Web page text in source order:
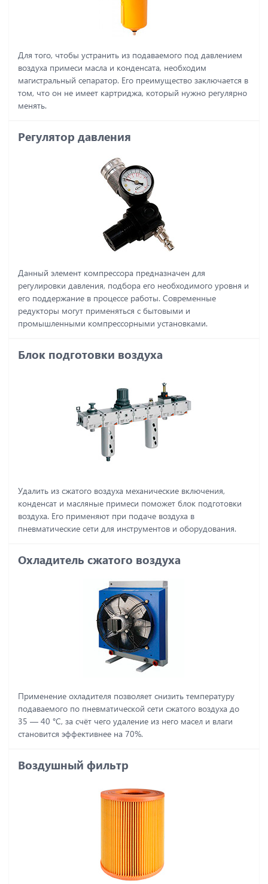
Для того, чтобы устранить из подаваемого под давлением
воздуха примеси масла и конденсата, необходим
магистральный сепаратор. Его преимущество заключается в
том, что он не имеет картриджа, который нужно регулярно
менять.
Регулятор давления
Данный элемент компрессора предназначен для
регулировки давления, подбора его необходимого уровня и
его поддержание в процессе работы. Современные
редукторы могут применяться с бытовыми и
промышленными компрессорными установками.
Блок подготовки воздуха
Удалить из сжатого воздуха механические включения,
конденсат и масляные примеси поможет блок подготовки
воздуха. Его применяют при подаче воздуха в
пневматические сети для инструментов и оборудования.
Охладитель сжатого воздуха
Применение охладителя позволяет снизить температуру
подаваемого по пневматической сети сжатого воздуха до
35 ― 40 °C, за счёт чего удаление из него масел и влаги
становится эффективнее на 70%.
Воздушный фильтр